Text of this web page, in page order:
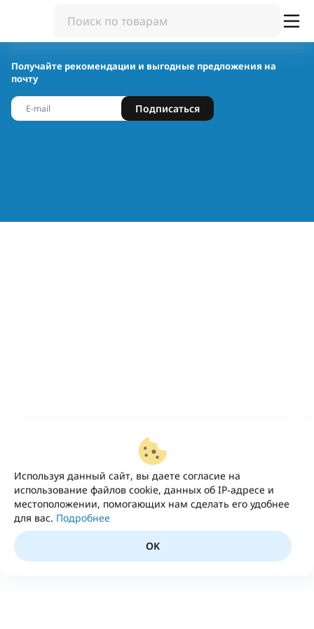
Используя данный сайт, вы даете согласие на
использование файлов cookie, данных об IP-адресе и
местоположении, помогающих нам сделать его удобнее
для вас. Подробнее
OK
Получайте рекомендации и выгодные предложения на
почту
Подписаться